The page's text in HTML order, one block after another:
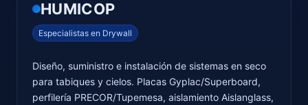
HUMICOP
Especialistas en Drywall
Diseño, suministro e instalación de sistemas en seco
para tabiques y cielos. Placas Gyplac/Superboard,
perfilería PRECOR/Tupemesa, aislamiento Aislanglass,